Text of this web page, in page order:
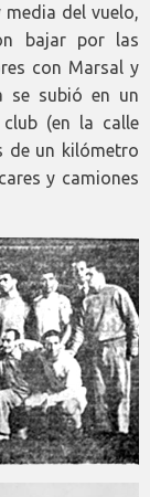
del vuelo,
bajar por las
con Marsal y
se subió en un
(en la calle
de un kilómetro
y camiones